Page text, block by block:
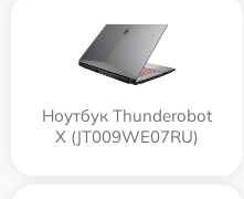
Ноутбук Thunderobot
X (JT009WE07RU)